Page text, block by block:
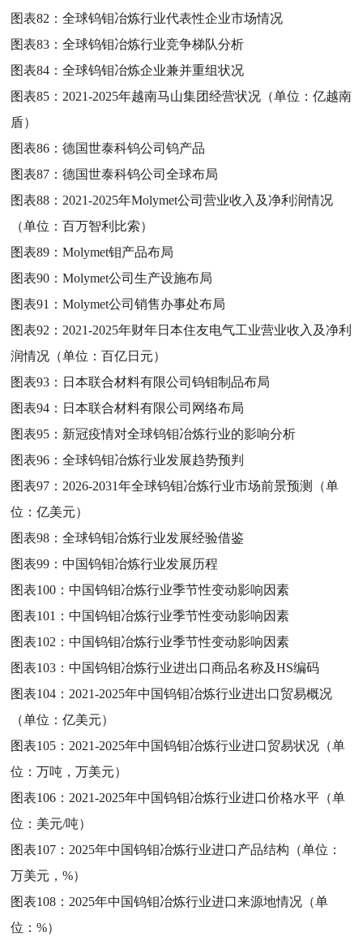
图表82：全球钨钼冶炼行业代表性企业市场情况
图表83：全球钨钼冶炼行业竞争梯队分析
图表84：全球钨钼冶炼企业兼并重组状况
图表85： 2021-2025年越南马山集团经营状况（单位：亿越南
盾）
图表86：德国世泰科钨公司钨产品
图表87：德国世泰科钨公司全球布局
图表88： 2021-2025年Molymet公司营业收入及净利润情况
（单位：百万智利比索）
图表89：Molymet钼产品布局
图表90：Molymet公司生产设施布局
图表91：Molymet公司销售办事处布局
图表92： 2021-2025年财年日本住友电气工业营业收入及净利
润情况（单位：百亿日元）
图表93： 日本联合材料有限公司钨钼制品布局
图表94： 日本联合材料有限公司网络布局
图表95： 新冠疫情对全球钨钼冶炼行业的影响分析
图表96：全球钨钼冶炼行业发展趋势预判
图表97： 2026-2031年全球钨钼冶炼行业市场前景预测（单
位：亿美元）
图表98：全球钨钼冶炼行业发展经验借鉴
图表99：中国钨钼冶炼行业发展历程
图表100：中国钨钼冶炼行业季节性变动影响因素
图表101：中国钨钼冶炼行业季节性变动影响因素
图表102：中国钨钼冶炼行业季节性变动影响因素
图表103：中国钨钼冶炼行业进出口商品名称及HS编码
图表104： 2021-2025年中国钨钼冶炼行业进出口贸易概况
（单位：亿美元）
图表105： 2021-2025年中国钨钼冶炼行业进口贸易状况（单
位：万吨，万美元）
图表106： 2021-2025年中国钨钼冶炼行业进口价格水平（单
位：美元/吨）
图表107： 2025年中国钨钼冶炼行业进口产品结构（单位：
万美元，%）
图表108： 2025年中国钨钼冶炼行业进口来源地情况（单
位：%）